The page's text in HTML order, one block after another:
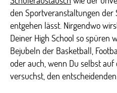
den Sportveranstaltungen der
entgehen lässt. Nirgendwo
Deiner High School so spüren
Bejubeln der Basketball,
oder auch, wenn Du selbst
versuchst, den